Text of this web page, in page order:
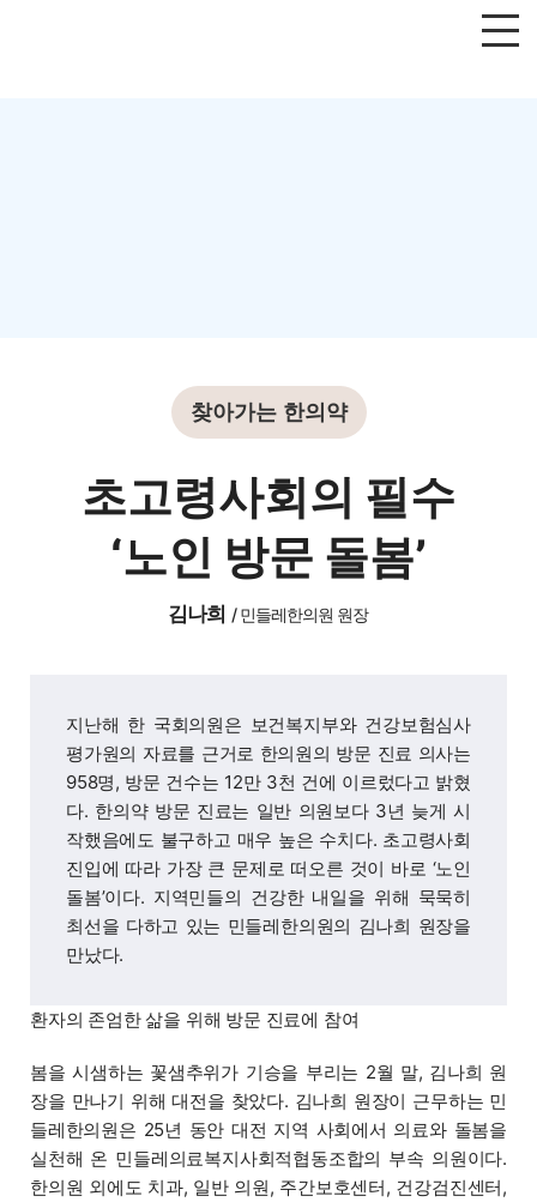
찾아가는 한의약
초고령사회의 필수
‘노인 방문 돌봄’
김나희 /민들레한의원 원장
지난해 한 국회의원은 보건복지부와 건강보험심사
평가원의 자료를 근거로 한의원의 방문 진료 의사는
958명, 방문 건수는 12만 3천 건에 이르렀다고 밝혔
다. 한의약 방문 진료는 일반 의원보다 3년 늦게 시
작했음에도 불구하고 매우 높은 수치다. 초고령사회
진입에 따라 가장 큰 문제로 떠오른 것이 바로 ‘노인
돌봄’이다. 지역민들의 건강한 내일을 위해 묵묵히
최선을 다하고 있는 민들레한의원의 김나희 원장을
만났다.
환자의 존엄한 삶을 위해 방문 진료에 참여
봄을 시샘하는 꽃샘추위가 기승을 부리는 2월 말, 김나희 원
장을 만나기 위해 대전을 찾았다. 김나희 원장이 근무하는 민
들레한의원은 25년 동안 대전 지역 사회에서 의료와 돌봄을
실천해 온 민들레의료복지사회적협동조합의 부속 의원이다.
한의원 외에도 치과, 일반 의원, 주간보호센터, 건강검진센터,